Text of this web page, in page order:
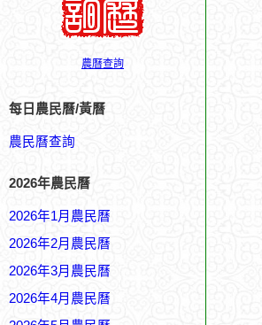
農曆查詢
每日農民曆/黃曆
農民曆查詢
2026年農民曆
2026年1月農民曆
2026年2月農民曆
2026年3月農民曆
2026年4月農民曆